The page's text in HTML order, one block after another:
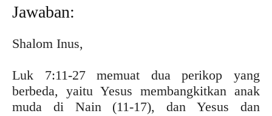
Jawaban:
Shalom Inus,
Luk 7:11-27 memuat dua perikop yang
berbeda, yaitu Yesus membangkitkan anak
muda di Nain (11-17), dan Yesus dan